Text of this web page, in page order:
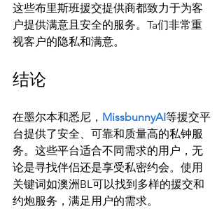
这些布里斯班援交提供商都致力于为客
户提供满意且安全的服务。Ta们非常重
结论
在墨尔本和悉尼， MissbunnyAI等援交平
台提供了安全、可靠和质量高的私钟服
务。这些平台适合不同需求的用户，无
论是寻找伴侣还是享受私密约会。使用
关键词如澳洲BL可以找到多样的援交和
约炮服务，满足用户的需求。